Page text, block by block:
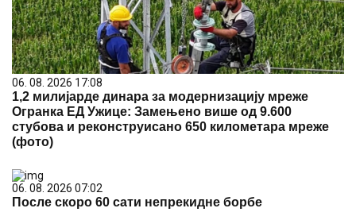
06. 08. 2026 17:08
1,2 милијарде динара за модернизацију мреже
Огранка ЕД Ужице: Замењено више од 9.600
стубова и реконструисано 650 километара мреже
(фото)
06. 08. 2026 07:02
После скоро 60 сати непрекидне борбе